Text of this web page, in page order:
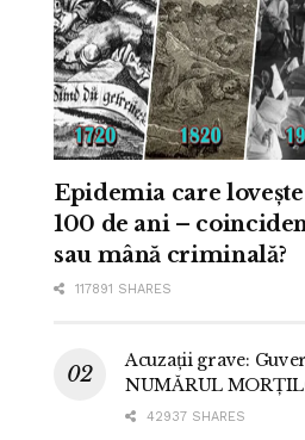
Epidemia care
100 de ani –
sau mână criminală?
117891 SHARES
Acuzații grave:
NUMĂRUL
42937 SHARES